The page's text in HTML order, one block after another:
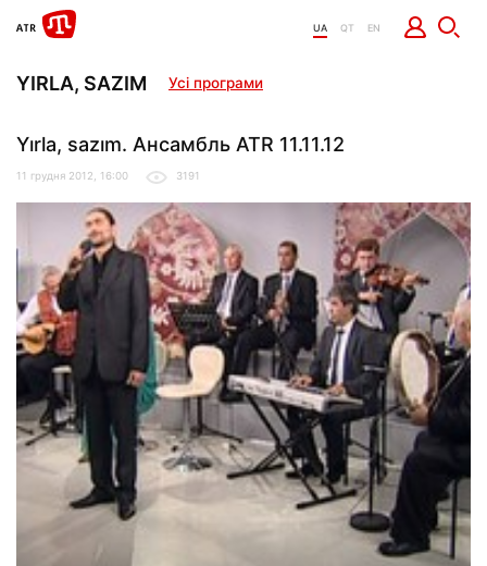
UA QT EN
YIRLA, SAZIM Усі програми
Yırla, sazım. Ансамбль ATR 11.11.12
11 грудня 2012, 16:00 3191